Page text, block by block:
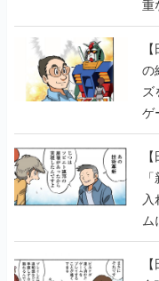
ズ
【
【
「
入
で